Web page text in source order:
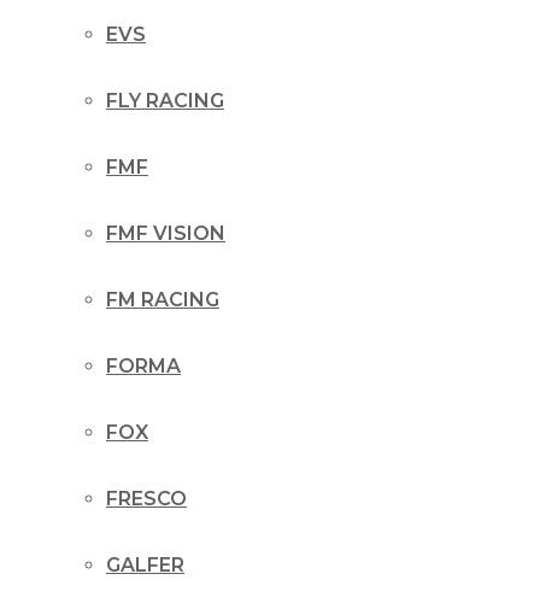
EVS
FLY RACING
FMF
FMF VISION
FM RACING
FORMA
FOX
FRESCO
GALFER